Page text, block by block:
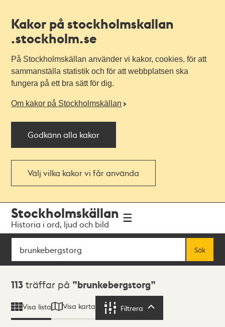
Kakor på stockholmskallan
.stockholm.se
På Stockholmskällan använder vi kakor, cookies, för att
sammanställa statistik och för att webbplatsen ska
fungera på ett bra sätt för dig.
Om kakor på Stockholmskällan
Godkänn alla kakor
Välj vilka kakor vi får använda
navigationen
huvudinnehållet
Stockholmskällan
Historia i ord, ljud och bild
Sök
Sök
Sökresultat
113 träffar på brunkebergstorg
Visa lista Visa karta Filtrera